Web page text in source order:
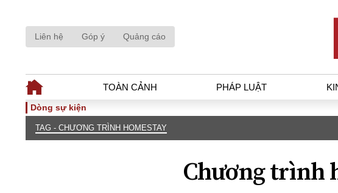
Liên hệ Góp ý Quảng cáo
TOÀN CẢNH PHÁP LUẬT
TOÀN CẢNH
Góc nhìn luật gia
Hồ sơ điều tra
Dòng sự kiện
TAG - CHƯƠNG TRÌNH HOMESTAY
Chương trình